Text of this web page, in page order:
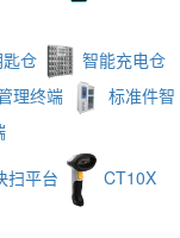
仓
智能充电仓
理终端
标准件智
扫平台
CT10X